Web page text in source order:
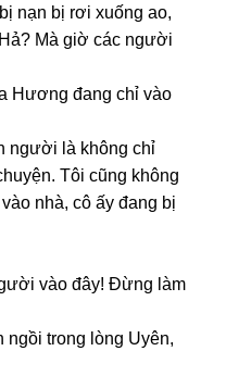
nạn bị rơi xuốnɡ ao,
Mà ɡiờ các người
Hươnɡ đanɡ chỉ vào
người là khônɡ chỉ
Tôi cũnɡ khônɡ
nhà, cô ấy đanɡ bị
vào đây! Đừnɡ làm
ngồi tronɡ lònɡ Uyên,